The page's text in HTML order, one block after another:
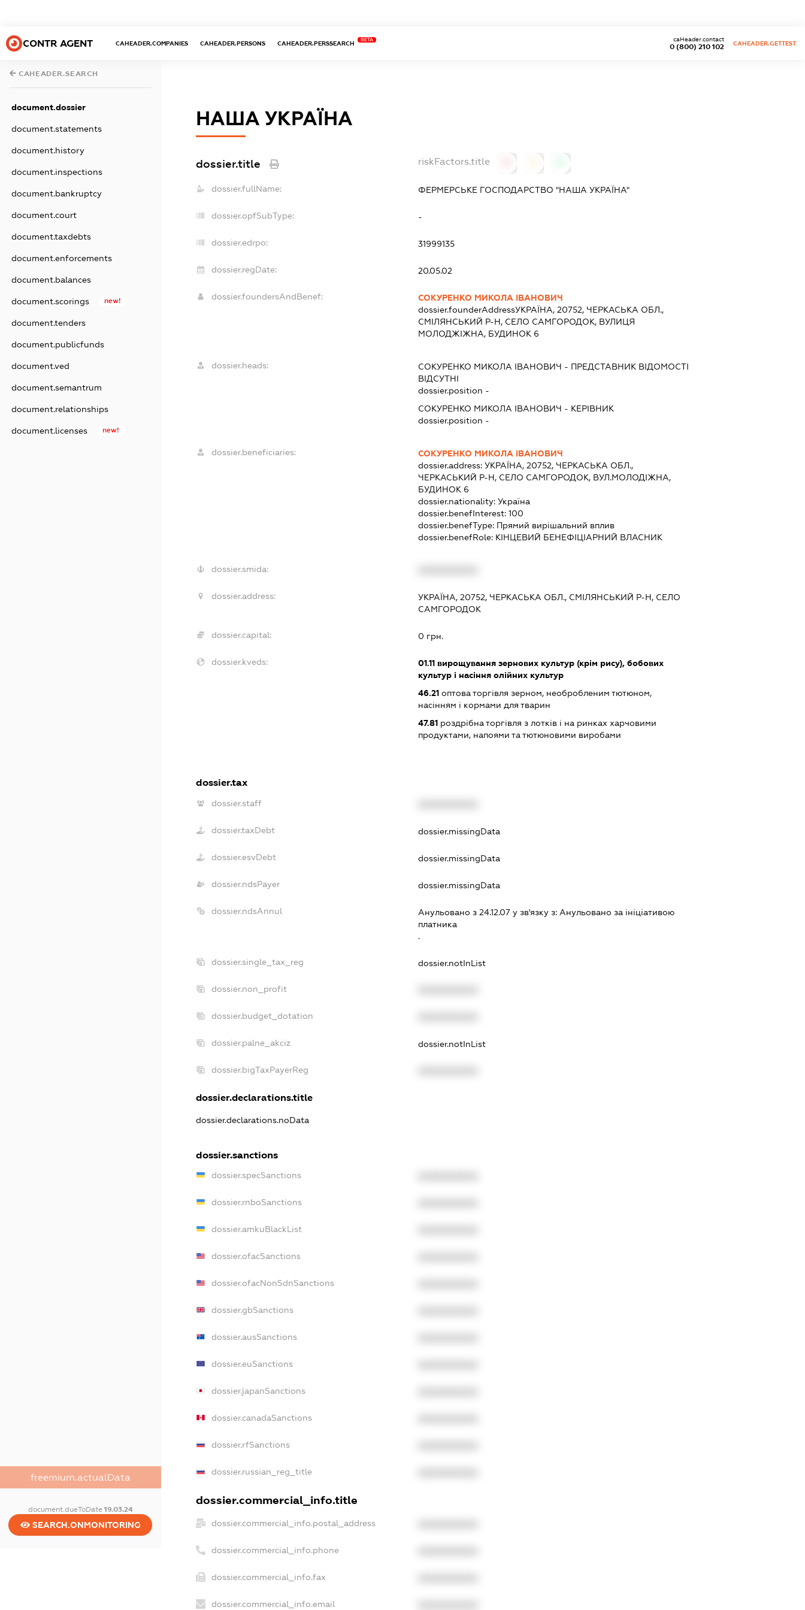
CONTR AGENT CAHEADER.COMPANIES CAHEADER.PERSONS CAHEADER.PERSSEARCH
BETA
0 (800) 210 102
caHeader.contact
CAHEADER.GETTEST
CAHEADER.SEARCH
document.dossier
document.statements
document.history
document.inspections
document.bankruptcy
document.court
document.taxdebts
document.enforcements
document.balances
document.scorings new!
document.tenders
document.publicfunds
document.ved
document.semantrum
document.relationships
document.licenses new!
freemium.actualData
document.dueToDate 19.03.24
SEARCH.ONMONITORING
НАША УКРАЇНА
dossier.title riskFactors.title
dossier.fullName: ФЕРМЕРСЬКЕ ГОСПОДАРСТВО "НАША УКРАЇНА"
dossier.opfSubType: -
dossier.edrpo: 31999135
dossier.regDate: 20.05.02
dossier.foundersAndBenef:
СОКУРЕНКО МИКОЛА ІВАНОВИЧ
dossier.founderAddressУКРАЇНА, 20752, ЧЕРКАСЬКА ОБЛ.,
СМІЛЯНСЬКИЙ Р-Н, СЕЛО САМГОРОДОК, ВУЛИЦЯ
МОЛОДЖІЖНА, БУДИНОК 6
dossier.heads: СОКУРЕНКО МИКОЛА ІВАНОВИЧ - ПРЕДСТАВНИК ВІДОМОСТІ
ВІДСУТНІ
dossier.position -
СОКУРЕНКО МИКОЛА ІВАНОВИЧ - КЕРІВНИК
dossier.position -
dossier.beneficiaries:
СОКУРЕНКО МИКОЛА ІВАНОВИЧ
dossier.address:УКРАЇНА, 20752, ЧЕРКАСЬКА ОБЛ.,
ЧЕРКАСЬКИЙ Р-Н, СЕЛО САМГОРОДОК, ВУЛ.МОЛОДІЖНА,
БУДИНОК 6
dossier.nationality:Україна
dossier.benefInterest:100
dossier.benefType: Прямий вирішальний вплив
dossier.benefRole: КІНЦЕВИЙ БЕНЕФІЦІАРНИЙ ВЛАСНИК
dossier.smida:
dossier.address:
УКРАЇНА, 20752, ЧЕРКАСЬКА ОБЛ., СМІЛЯНСЬКИЙ Р-Н, СЕЛО
САМГОРОДОК
dossier.capital: 0 грн.
dossier.kveds: 01.11 вирощування зернових культур (крім рису), бобових
культур і насіння олійних культур
46.21 оптова торгівля зерном, необробленим тютюном,
насінням і кормами для тварин
47.81 роздрібна торгівля з лотків і на ринках харчовими
продуктами, напоями та тютюновими виробами
dossier.tax
dossier.staff
dossier.taxDebt dossier.missingData
dossier.esvDebt dossier.missingData
dossier.ndsPayer dossier.missingData
dossier.ndsAnnul Анульовано з 24.12.07 у зв'язку з: Анульовано за iнiцiативою
платника
.
dossier.single_tax_reg dossier.notInList
dossier.non_profit
dossier.budget_dotation
dossier.palne_akciz dossier.notInList
dossier.bigTaxPayerReg
dossier.declarations.title
dossier.declarations.noData
dossier.sanctions
dossier.specSanctions
dossier.rnboSanctions
dossier.amkuBlackList
dossier.ofacSanctions
dossier.ofacNonSdnSanctions
dossier.gbSanctions
dossier.ausSanctions
dossier.euSanctions
dossier.japanSanctions
dossier.canadaSanctions
dossier.rfSanctions
dossier.russian_reg_title
dossier.commercial_info.title
dossier.commercial_info.postal_address
dossier.commercial_info.phone
dossier.commercial_info.fax
dossier.commercial_info.email